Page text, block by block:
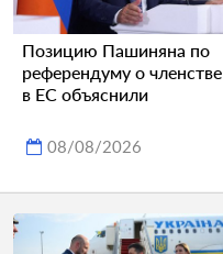
Позицию Пашиняна по
референдуму о членстве
в ЕС объяснили
08/08/2026